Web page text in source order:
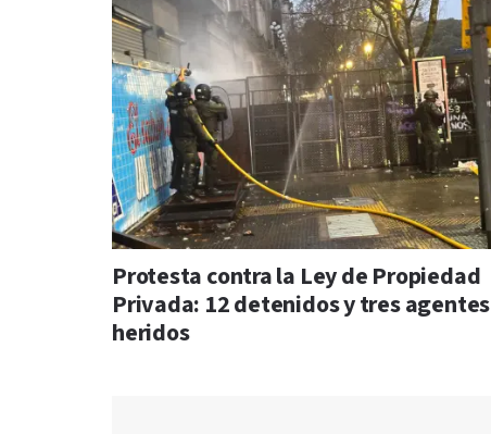
Protesta contra la Ley de Propiedad
Privada: 12 detenidos y tres agentes
heridos